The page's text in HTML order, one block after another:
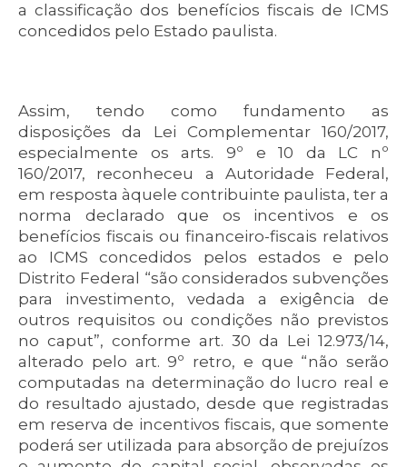
a classificação dos benefícios fiscais de ICMS
concedidos pelo Estado paulista.
Assim, tendo como fundamento as
disposições da Lei Complementar 160/2017,
especialmente os arts. 9º e 10 da LC nº
160/2017, reconheceu a Autoridade Federal,
em resposta àquele contribuinte paulista, ter a
norma declarado que os incentivos e os
benefícios fiscais ou financeiro-fiscais relativos
ao ICMS concedidos pelos estados e pelo
Distrito Federal “são considerados subvenções
para investimento, vedada a exigência de
outros requisitos ou condições não previstos
no caput”, conforme art. 30 da Lei 12.973/14,
alterado pelo art. 9º retro, e que “não serão
computadas na determinação do lucro real e
do resultado ajustado, desde que registradas
em reserva de incentivos fiscais, que somente
poderá ser utilizada para absorção de prejuízos